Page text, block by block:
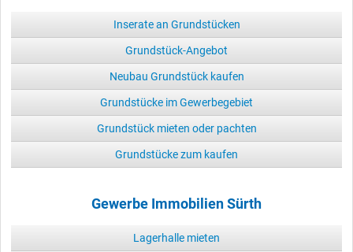
Inserate an Grundstücken
Grundstück-Angebot
Neubau Grundstück kaufen
Grundstücke im Gewerbegebiet
Grundstück mieten oder pachten
Grundstücke zum kaufen
Gewerbe Immobilien Sürth
Lagerhalle mieten